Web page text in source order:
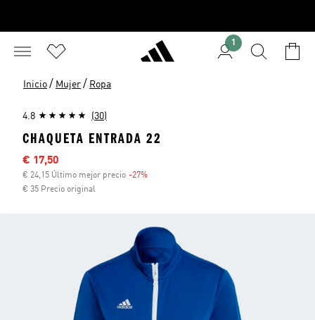
1
Inicio / Mujer / Ropa
4.8 (30)
CHAQUETA ENTRADA 22
Precio rebajado
€ 17,50
€ 24,15 Último mejor precio -27%
€ 35 Precio original